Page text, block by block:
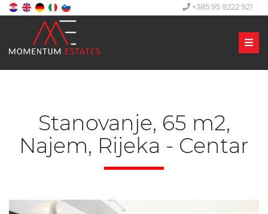
+385 95 9222 921
Stanovanje, 65 m2,
Najem, Rijeka - Centar